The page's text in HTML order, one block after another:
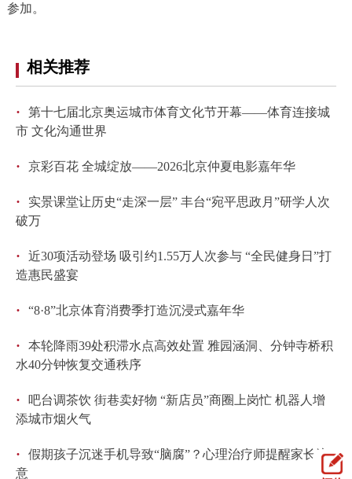
参加。
相关推荐
·
第十七届北京奥运城市体育文化节开幕——体育连接城
市 文化沟通世界
· 京彩百花 全城绽放——2026北京仲夏电影嘉年华
·
实景课堂让历史“走深一层” 丰台“宛平思政月”研学人次
破万
·
近30项活动登场 吸引约1.55万人次参与 “全民健身日”打
造惠民盛宴
· “8·8”北京体育消费季打造沉浸式嘉年华
·
本轮降雨39处积滞水点高效处置 雅园涵洞、分钟寺桥积
水40分钟恢复交通秩序
·
吧台调茶饮 街巷卖好物 “新店员”商圈上岗忙 机器人增
添城市烟火气
·
假期孩子沉迷手机导致“脑腐”？心理治疗师提醒家长注
意